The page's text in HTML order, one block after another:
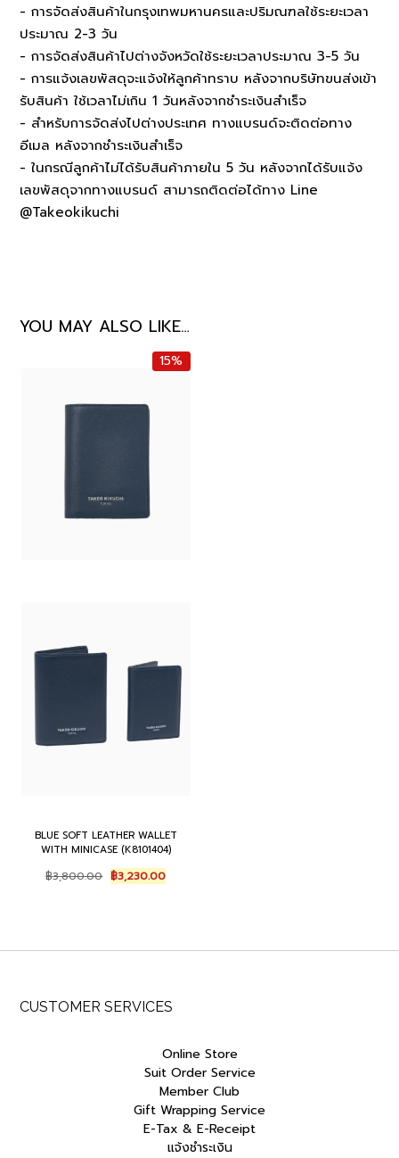
- การจัดส่งสินค้าในกรุงเทพมหานครและปริมณฑลใช้ระยะเวลา
ประมาณ 2-3 วัน
- การจัดส่งสินค้าไปต่างจังหวัดใช้ระยะเวลาประมาณ 3-5 วัน
- การแจ้งเลขพัสดุจะแจ้งให้ลูกค้าทราบ หลังจากบริษัทขนส่งเข้า
รับสินค้า ใช้เวลาไม่เกิน 1 วันหลังจากชำระเงินสำเร็จ
- สำหรับการจัดส่งไปต่างประเทศ ทางแบรนด์จะติดต่อทาง
อีเมล หลังจากชำระเงินสำเร็จ
- ในกรณีลูกค้าไม่ได้รับสินค้าภายใน 5 วัน หลังจากได้รับแจ้ง
เลขพัสดุจากทางแบรนด์ สามารถติดต่อได้ทาง Line
@Takeokikuchi
YOU MAY ALSO LIKE…
15%
BLUE SOFT LEATHER WALLET
WITH MINICASE (K8101404)
฿3,800.00 Original
price
฿3,230.00Current
price
CUSTOMER SERVICES
Online Store
Suit Order Service
Member Club
Gift Wrapping Service
E-Tax & E-Receipt
แจ้งชำระเงิน